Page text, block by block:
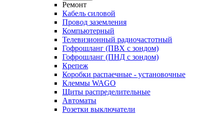
Ремонт
Кабель силовой
Провод заземления
Компьютерный
Телевизионный радиочастотный
Гофрошланг (ПВХ с зондом)
Гофрошланг (ПНД с зондом)
Крепеж
Коробки распаечные - установочные
Клеммы WAGO
Щиты распределительные
Автоматы
Розетки выключатели